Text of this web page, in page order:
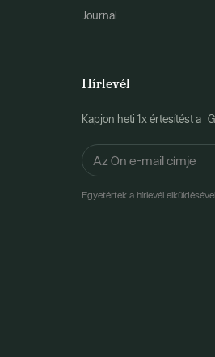
Journal
Hírlevél
Kapjon heti 1x értesítést a
Egyetértek a hírlevél